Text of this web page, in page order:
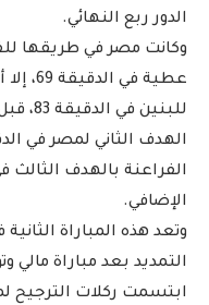
الدور ربع النهائي.
وكانت مصر في طريقها
عطية
الإضافي.
وتعد هذه المباراة
ابتسمت ركلات الترجيح